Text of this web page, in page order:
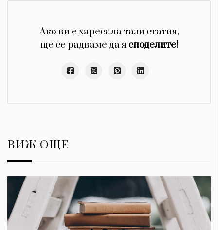
Ако ви е харесала тази статия,
ще се радваме да я споделите!
ВИЖ ОЩЕ